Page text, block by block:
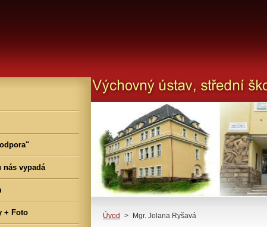
Úvod > Mgr. Jolana Ryšavá
nás vypadá
+ Foto